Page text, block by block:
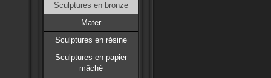
Sculptures en bronze
Mater
Sculptures en résine
Sculptures en papier
mâché